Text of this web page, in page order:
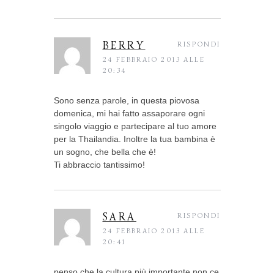
BERRY
24 FEBBRAIO 2013 ALLE
20:34
Sono senza parole, in questa piovosa
domenica, mi hai fatto assaporare ogni
singolo viaggio e partecipare al tuo amore
per la Thailandia. Inoltre la tua bambina è
un sogno, che bella che è!
Ti abbraccio tantissimo!
RISPONDI
SARA
24 FEBBRAIO 2013 ALLE
20:41
RISPONDI